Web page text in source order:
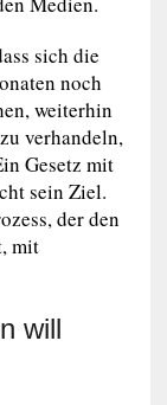
sich die
noch
weiterhin
verhandeln,
Gesetz mit
sein Ziel.
der den
mit
will